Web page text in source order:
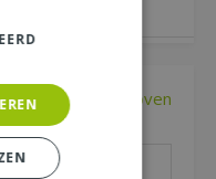
Naar boven